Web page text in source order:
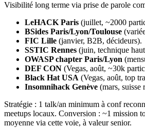
Visibilité long terme via prise de parole
LeHACK Paris (juillet, ~2000
BSides Paris/Lyon/Toulouse
FIC Lille (janvier, B2B, décideurs).
SSTIC Rennes (juin, technique
OWASP chapter Paris/Lyon
DEF CON (Vegas, août, ~30k
Black Hat USA (Vegas, août, top
Insomnihack Genève (mars, suisse
Stratégie : 1 talk/an minimum à conf
meetups locaux. Conversion : ~1 mission
moyenne via cette voie, à valeur senior.